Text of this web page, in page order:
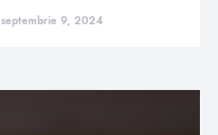
septembrie 9, 2024